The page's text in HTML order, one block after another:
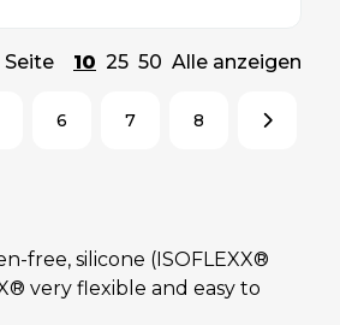
10 25 50 Alle anzeigen
6 7 8
free, silicone (ISOFLEXX®
very flexible and easy to